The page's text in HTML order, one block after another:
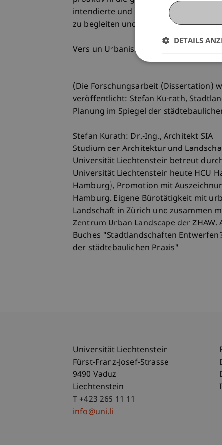
intendierte und nicht-intendierte
zu begleiten und mitzubestimmen
Vers un Urbanisme Culturel - Vers un
(Die Forschungsarbeit (Dissertation)
veröffentlicht: Stefan Ku-rath,
Planung im Spiegel der
Stefan Kurath: Dr.-Ing., Architekt SIA
Studium der Architektur und
Universität Liechtenstein betreut
Universität Liechtenstein heute HCU
Hamburg), Promotion mit
Hamburg. Eigene Bürotätigkeit mit
Landschaft in Zürich und zusammen
Zentrum Urban Landscape der
Buches "Stadtlandschaften
der städtebaulichen Praxis"
Universität Liechtenstein
Fürst-Franz-Josef-Strasse
9490 Vaduz
Liechtenstein
T +423 265 11 11
info@uni.li
DETAILS